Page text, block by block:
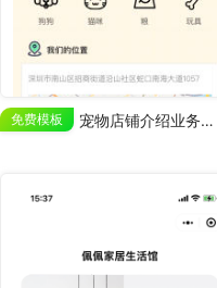
免费模板 宠物店铺介绍业务展示